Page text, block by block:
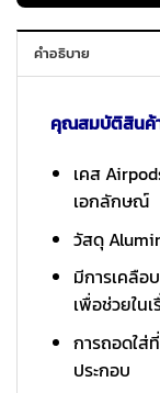
คำอธิบาย
คุณสมบัติสินค้
เคส
เอกลักษณ์
วัสดุ
มีการเคลือ
เพื่อช่วยใน
การถอดใส่
ประกอบ